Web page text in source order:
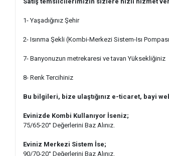
1- Yaşadığınız Şehir
2- Isınma Şekli (Kombi-Merkezi Sistem-Isı
7- Banyonuzun metrekaresi ve tavan Yüksekliğiniz
8- Renk Tercihiniz
Bu bilgileri, bize ulaştığınız e-ticaret, bayi
Evinizde Kombi Kullanıyor İseniz;
75/65-20° Değerlerini Baz Alınız.
Eviniz Merkezi Sistem İse;
90/70-20° Değerlerini Baz Alınız.